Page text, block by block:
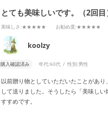
とても美味しいです。（2回目
美味しさ :★★★★★ お勧め度:★★★★★
koolzy
購入確認済み 年代:60代 性別:男性
以前贈り物としていただいたことがあ
して送りました。そうしたら「美味し
すすめです。